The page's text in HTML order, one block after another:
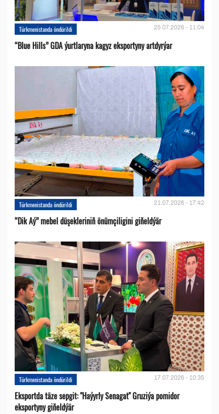
Türkmenistanda öndürildi 25.07.2026 - 11:04
“Blue Hills” GDA ýurtlaryna kagyz eksportyny artdyrýar
Türkmenistanda öndürildi 21.07.2026 - 17:42
“Dik Aý” mebel düşekleriniň önümçiligini giňeldýär
Türkmenistanda öndürildi 17.07.2026 - 10:35
Eksportda täze sepgit: "Haýyrly Senagat" Gruziýa pomidor
eksportyny giňeldýär